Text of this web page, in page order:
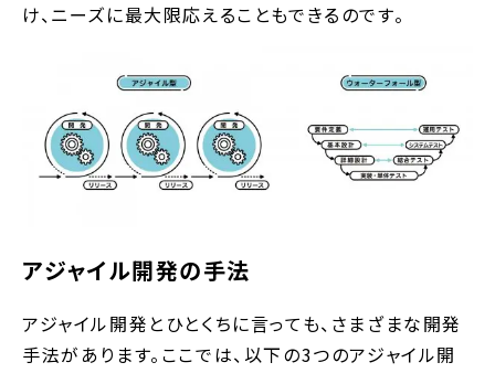
け、ニーズに最大限応えることもできるのです。
アジャイル開発の手法
アジャイル開発とひとくちに言っても、さまざまな開発
手法があります。ここでは、以下の3つのアジャイル開